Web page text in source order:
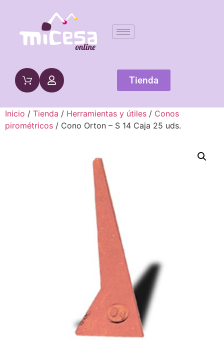
Tienda
Inicio / Tienda / Herramientas y útiles / Conos
pirométricos / Cono Orton – S 14 Caja 25 uds.